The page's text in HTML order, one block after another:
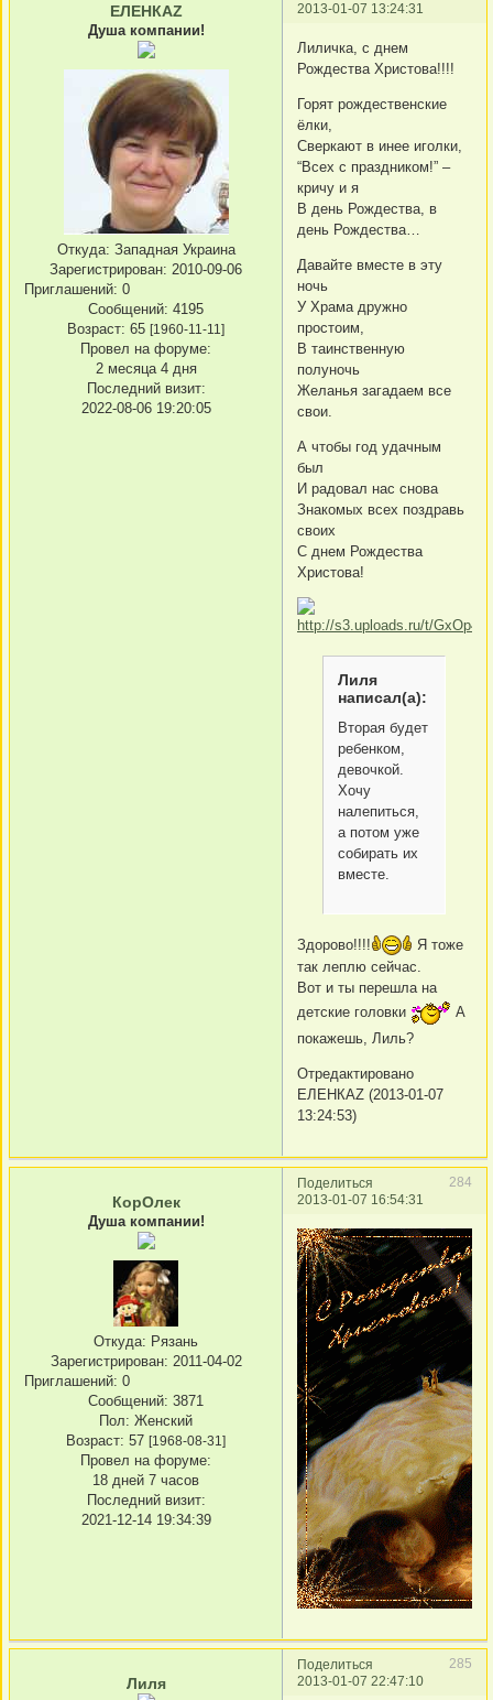
2013-01-07 13:24:31
ЕЛЕНКАZ
Душа компании!
Откуда: Западная Украина
Зарегистрирован: 2010-09-06
Приглашений: 0
Сообщений: 4195
Возраст: 65 [1960-11-11]
Провел на форуме:
2 месяца 4 дня
Последний визит:
2022-08-06 19:20:05
Лиличка, с днем
Рождества Христова!!!!
Горят рождественские
ёлки,
Сверкают в инее иголки,
“Всех с праздником!” –
кричу и я
В день Рождества, в
день Рождества…
Давайте вместе в эту
ночь
У Храма дружно
простоим,
В таинственную
полуночь
Желанья загадаем все
свои.
А чтобы год удачным
был
И радовал нас снова
Знакомых всех поздравь
своих
С днем Рождества
Христова!
Лиля
написал(а):
Вторая будет
ребенком,
девочкой.
Хочу
налепиться,
а потом уже
собирать их
вместе.
Здорово!!!!
Я тоже
так леплю сейчас.
Вот и ты перешла на
детские головки
А
покажешь, Лиль?
Отредактировано
ЕЛЕНКАZ (2013-01-07
13:24:53)
Поделиться
284
2013-01-07 16:54:31
КорОлек
Душа компании!
Откуда: Рязань
Зарегистрирован: 2011-04-02
Приглашений: 0
Сообщений: 3871
Пол: Женский
Возраст: 57 [1968-08-31]
Провел на форуме:
18 дней 7 часов
Последний визит:
2021-12-14 19:34:39
Поделиться
285
2013-01-07 22:47:10
Лиля